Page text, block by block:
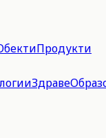
Продукти
Здраве